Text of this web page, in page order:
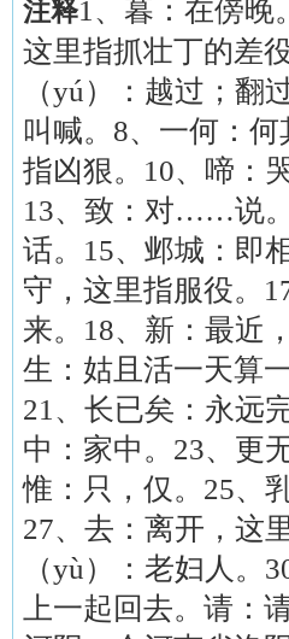
注释1、暮：在傍晚
这里指抓壮丁的差
（yú）：越过；翻
叫喊。8、一何：
指凶狠。10、啼：
13、致：对……说
话。15、邺城：即
守，这里指服役。
来。18、新：最近
生：姑且活一天算
21、长已矣：永远
中：家中。23、更
惟：只，仅。25、
27、去：离开，这
（yù）：老妇人。
上一起回去。请：